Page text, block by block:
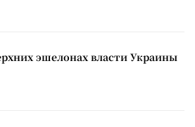
эшелонах власти Украины